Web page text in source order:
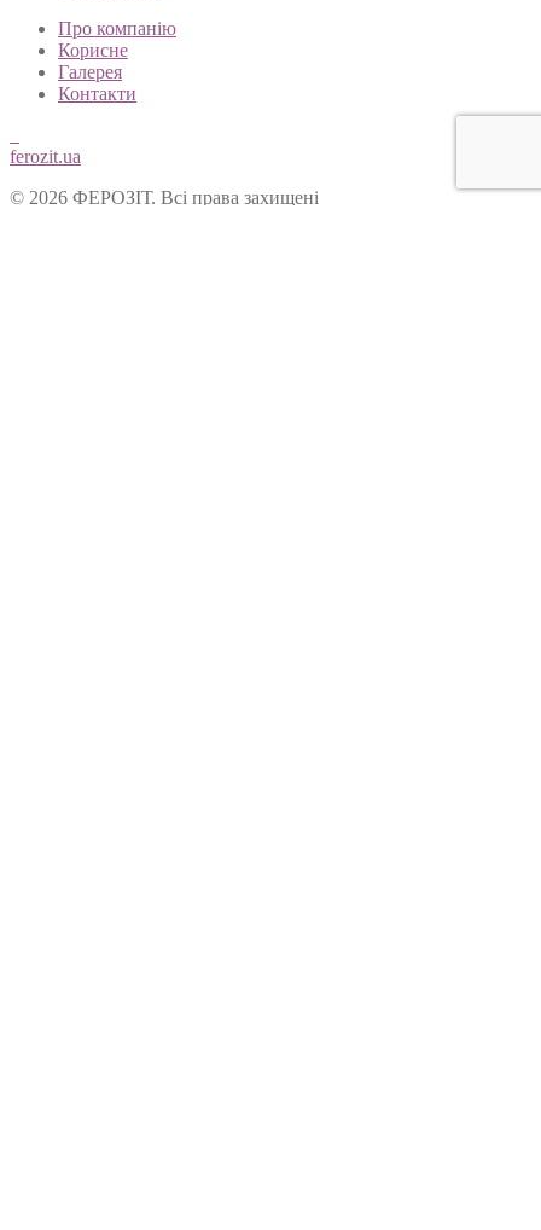
Про компанію
Корисне
Галерея
Контакти
ferozit.ua
© 2026 ФЕРОЗІТ. Всі права захищені